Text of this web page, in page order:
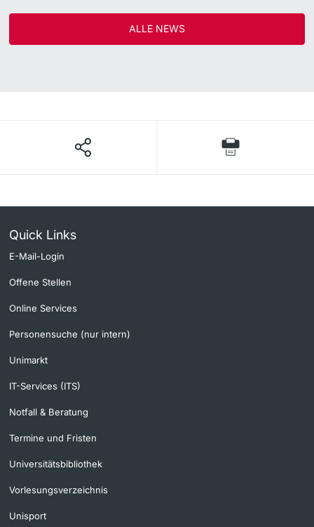
ALLE NEWS
Quick Links
E-Mail-Login
Offene Stellen
Online Services
Personensuche (nur intern)
Unimarkt
IT-Services (ITS)
Notfall & Beratung
Termine und Fristen
Universitätsbibliothek
Vorlesungsverzeichnis
Unisport